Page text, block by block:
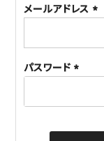
メールアドレス
パスワード
須)